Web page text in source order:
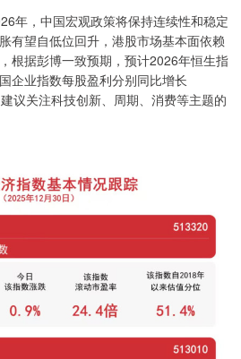
年，中国宏观政策将保持连续性和稳定
有望自低位回升，港股市场基本面依赖
根据彭博一致预期，预计2026年恒生指
企业指数每股盈利分别同比增长
议关注科技创新、周期、消费等主题的